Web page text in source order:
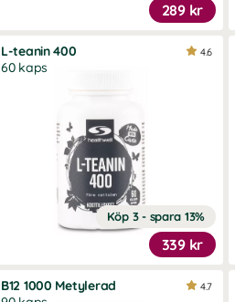
289 kr
L-teanin 400
60 kaps
Köp 3 - spara 13%
339 kr
4.6
B12 1000 Metylerad
4.7